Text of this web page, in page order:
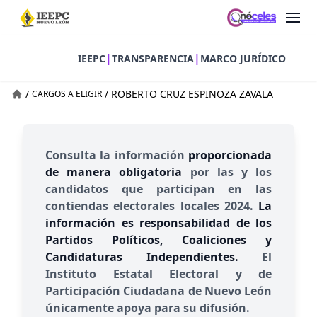
IEEPC|TRANSPARENCIA| MARCO JURÍDICO
/ CARGOS A ELIGIR / ROBERTO CRUZ ESPINOZA ZAVALA
Consulta la información proporcionada
de manera obligatoria por las y los
candidatos que participan en las
contiendas electorales locales 2024. La
información es responsabilidad de los
Partidos Políticos, Coaliciones y
Candidaturas Independientes. El
Instituto Estatal Electoral y de
Participación Ciudadana de Nuevo León
únicamente apoya para su difusión.